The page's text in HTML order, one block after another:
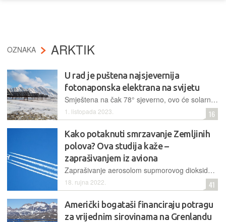
OZNAKA ARKTIK
U rad je puštena najsjevernija
fotonaponska elektrana na svijetu
Smještena na čak 78° sjeverno, ovo će solarno postrojenje smanjiti lokalne emisije stakleničkih plinova i korištenje nafte na Spitsbergenu, najvećem otoku arhipelaga Svalbard u arktičkom krugu
1. listopada 2023. 16
Kako potaknuti smrzavanje Zemljinih
polova? Ova studija kaže –
zaprašivanjem iz aviona
Zaprašivanje aerosolom supmorovog dioksida iznad polova stvorilo bi "sjenu" nad njima i smanjilo efekte globalnog zatopljenja. Međutim, tehnološki izazovi za takav pothvat i dalje su ogromni
18. rujna 2022. 41
Američki bogataši financiraju potragu
za vrijednim sirovinama na Grenlandu